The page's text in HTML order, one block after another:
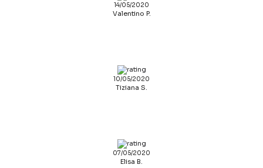
14/05/2020
Valentino P.
10/05/2020
Tiziana S.
07/05/2020
Elisa B.